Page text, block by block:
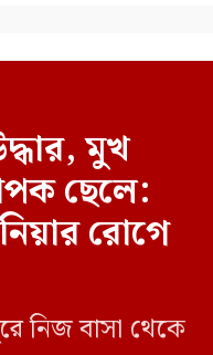
মুখ
ছেলে:
রোগে
নিজ বাসা থেকে